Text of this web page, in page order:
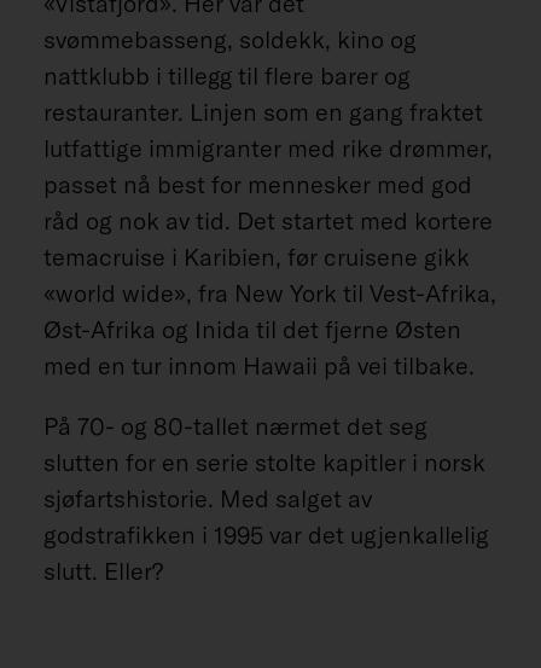
svømmebasseng, soldekk, kino og
nattklubb i tillegg til flere barer og
restauranter. Linjen som en gang fraktet
lutfattige immigranter med rike drømmer,
passet nå best for mennesker med god
råd og nok av tid. Det startet med kortere
temacruise i Karibien, før cruisene gikk
«world wide», fra New York til Vest-Afrika,
Øst-Afrika og Inida til det fjerne Østen
med en tur innom Hawaii på vei tilbake.
På 70- og 80-tallet nærmet det seg
slutten for en serie stolte kapitler i norsk
sjøfartshistorie. Med salget av
godstrafikken i 1995 var det ugjenkallelig
slutt. Eller?